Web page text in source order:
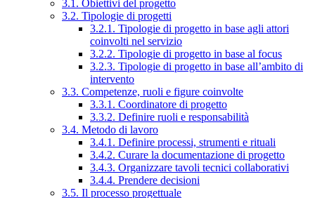
3.1. Obiettivi del progetto
3.2. Tipologie di progetti
3.2.1. Tipologie di progetto in base agli attori
coinvolti nel servizio
3.2.2. Tipologie di progetto in base al focus
3.2.3. Tipologie di progetto in base all’ambito di
intervento
3.3. Competenze, ruoli e figure coinvolte
3.3.1. Coordinatore di progetto
3.3.2. Definire ruoli e responsabilità
3.4. Metodo di lavoro
3.4.1. Definire processi, strumenti e rituali
3.4.2. Curare la documentazione di progetto
3.4.3. Organizzare tavoli tecnici collaborativi
3.4.4. Prendere decisioni
3.5. Il processo progettuale